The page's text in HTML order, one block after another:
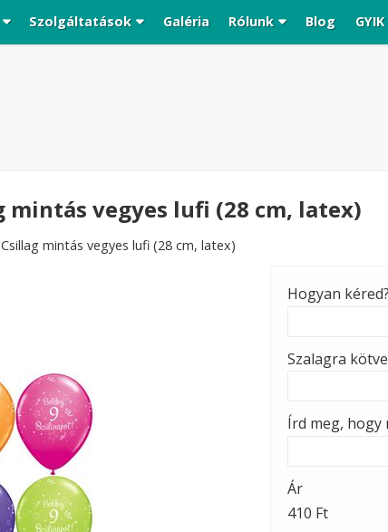
Szolgáltatások Galéria Rólunk Blog GYIK
mintás vegyes lufi (28 cm, latex)
mintás vegyes lufi (28 cm, latex)
Hogyan kéred?
Szalagra
Írd meg, hogy
Ár
410 Ft